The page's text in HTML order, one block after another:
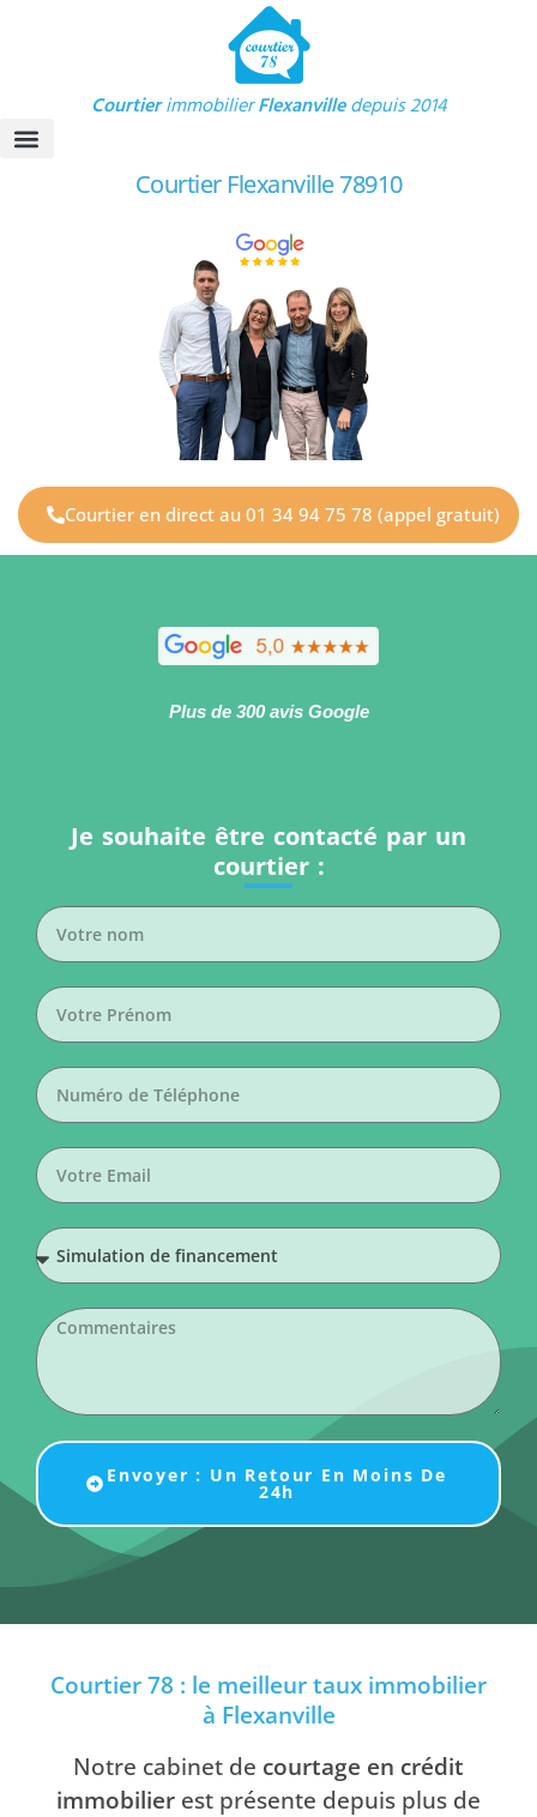
CourtierimmobilierFlexanvilledepuis 2014
Courtier Flexanville 78910
Courtier en direct au 01 34 94 75 78 (appel gratuit)
Plus de 300 avis Google
Je souhaite être contacté par un
courtier :
Envoyer : Un Retour En Moins De
24h
Courtier 78 : le meilleur taux immobilier
à Flexanville
Notre cabinet de courtage en crédit
immobilier est présente depuis plus de